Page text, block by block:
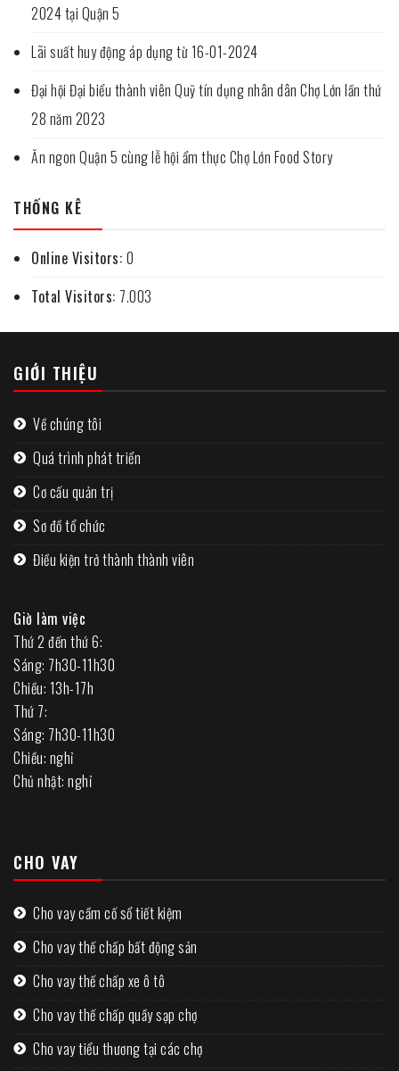
2024 tại Quận 5
Lãi suất huy động áp dụng từ 16-01-2024
Đại hội Đại biểu thành viên Quỹ tín dụng nhân dân Chợ Lớn lần thứ
28 năm 2023
Ăn ngon Quận 5 cùng lễ hội ẩm thực Chợ Lớn Food Story
THỐNG KÊ
Online Visitors: 0
Total Visitors: 7.003
GIỚI THIỆU
Về chúng tôi
Quá trình phát triển
Cơ cấu quản trị
Sơ đồ tổ chức
Điều kiện trở thành thành viên
Giờ làm việc
Thứ 2 đến thứ 6:
Sáng: 7h30-11h30
Chiều: 13h-17h
Thứ 7:
Sáng: 7h30-11h30
Chiều: nghỉ
Chủ nhật: nghỉ
CHO VAY
Cho vay cầm cố sổ tiết kiệm
Cho vay thế chấp bất động sản
Cho vay thế chấp xe ô tô
Cho vay thế chấp quầy sạp chợ
Cho vay tiểu thương tại các chợ